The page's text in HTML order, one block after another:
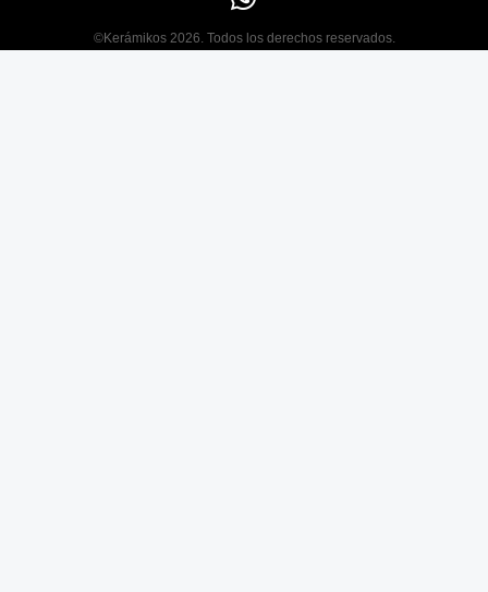
©Kerámikos 2026. Todos los derechos reservados.